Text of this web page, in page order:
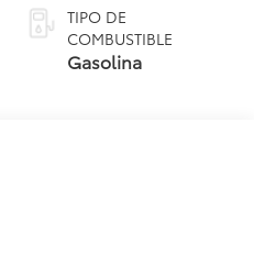
TIPO DE
COMBUSTIBLE
Gasolina